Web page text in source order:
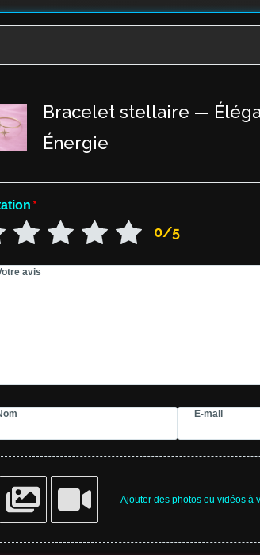
Bracelet stellaire —
Énergie
*
0/5
avis
E-mail
Ajouter des photos ou vidéos à